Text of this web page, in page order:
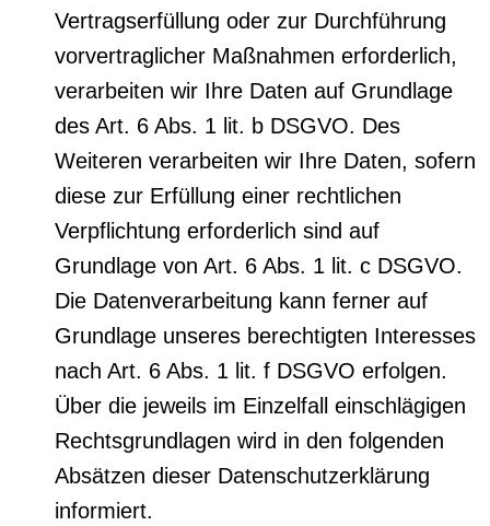
Vertragserfüllung oder zur Durchführung
vorvertraglicher Maßnahmen erforderlich,
verarbeiten wir Ihre Daten auf Grundlage
des Art. 6 Abs. 1 lit. b DSGVO. Des
Weiteren verarbeiten wir Ihre Daten, sofern
diese zur Erfüllung einer rechtlichen
Verpflichtung erforderlich sind auf
Grundlage von Art. 6 Abs. 1 lit. c DSGVO.
Die Datenverarbeitung kann ferner auf
Grundlage unseres berechtigten Interesses
nach Art. 6 Abs. 1 lit. f DSGVO erfolgen.
Über die jeweils im Einzelfall einschlägigen
Rechtsgrundlagen wird in den folgenden
Absätzen dieser Datenschutzerklärung
informiert.